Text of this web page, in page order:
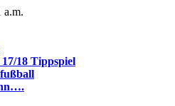
a.m.
18 Tippspiel